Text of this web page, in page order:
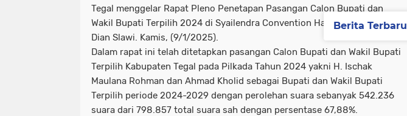
Tegal menggelar Rapat Pleno Penetapan Pasangan Calon Bupati dan
Wakil Bupati Terpilih 2024 di Syailendra Convention Hall Hotel Grand
Dian Slawi. Kamis, (9/1/2025).
Dalam rapat ini telah ditetapkan pasangan Calon Bupati dan Wakil Bupati
Terpilih Kabupaten Tegal pada Pilkada Tahun 2024 yakni H. Ischak
Maulana Rohman dan Ahmad Kholid sebagai Bupati dan Wakil Bupati
Terpilih periode 2024-2029 dengan perolehan suara sebanyak 542.236
suara dari 798.857 total suara sah dengan persentase 67,88%.
Berita Terbaru